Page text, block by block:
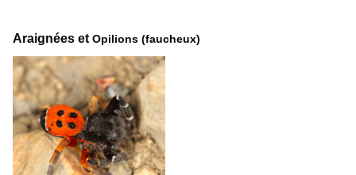
Araignées et Opilions (faucheux)